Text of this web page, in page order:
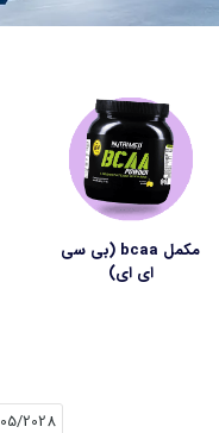
مکمل bcaa (بی سی
ای ای)
05/2028